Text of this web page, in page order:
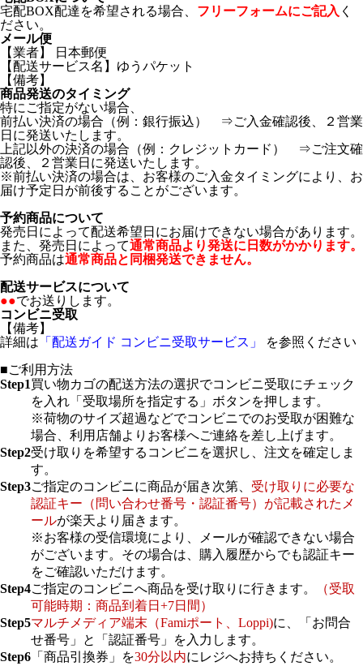
宅配BOX配達を希望される場合、 フリーフォームにご記入 く
ださい。
メール便
【業者】 日本郵便
【配送サービス名】ゆうパケット
【備考】
商品発送のタイミング
特にご指定がない場合、
前払い決済の場合（例：銀行振込） ⇒ご入金確認後、２営業
日に発送いたします。
上記以外の決済の場合（例：クレジットカード） ⇒ご注文確
認後、２営業日に発送いたします。
※前払い決済の場合は、お客様のご入金タイミングにより、お
届け予定日が前後することがございます。
予約商品について
発売日によって配送希望日にお届けできない場合があります。
また、発売日によって通常商品より発送に日数がかかります。
予約商品は通常商品と同梱発送できません。
配送サービスについて
●●でお送りします。
コンビニ受取
【備考】
詳細は 「配送ガイド コンビニ受取サービス」
を参照ください
■ご利用方法
Step1買い物カゴの配送方法の選択でコンビニ受取にチェック
を入れ「受取場所を指定する」ボタンを押します。
※荷物のサイズ超過などでコンビニでのお受取が困難な
場合、利用店舗よりお客様へご連絡を差し上げます。
Step2受け取りを希望するコンビニを選択し、注文を確定しま
す。
Step3ご指定のコンビニに商品が届き次第、 受け取りに必要な
認証キー（問い合わせ番号・認証番号）が記載されたメ
ールが楽天より届きます。
※お客様の受信環境により、メールが確認できない場合
がございます。その場合は、購入履歴からでも認証キー
をご確認いただけます。
Step4ご指定のコンビニへ商品を受け取りに行きます。
（受取
可能時期：商品到着日+7日間）
Step5マルチメディア端末（Famiポート、Loppi)に、「お問合
せ番号」と「認証番号」を入力します。
Step6 「商品引換券」を30分以内にレジへお持ちください。